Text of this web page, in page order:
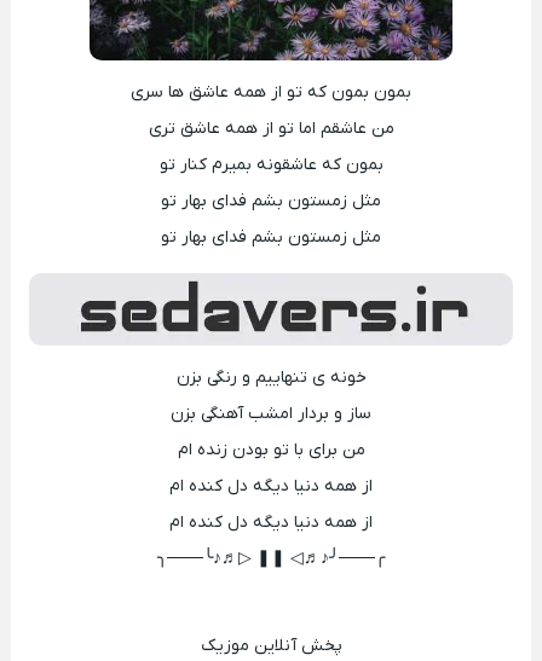
بمون بمون که تو از همه عاشق ها سری
من عاشقم اما تو از همه عاشق تری
بمون که عاشقونه بمیرم کنار تو
مثل زمستون بشم فدای بهار تو
مثل زمستون بشم فدای بهار تو
خونه ی تنهاییم و رنگی بزن
ساز و بردار امشب آهنگی بزن
من برای با تو بودن زنده ام
از همه دنیا دیگه دل کنده ام
از همه دنیا دیگه دل کنده ام
╭───╯♪♬◁ ❚❚ ▷♬♪╰───╮
پخش آنلاین موزیک